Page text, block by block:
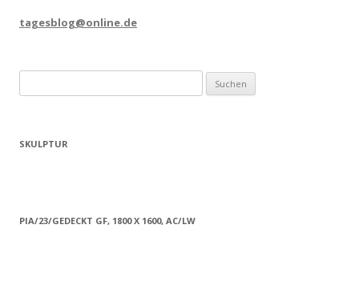
tagesblog@online.de
nach:
SKULPTUR
PIA/23/GEDECKT GF, 1800 X 1600, AC/LW